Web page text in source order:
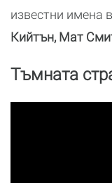
известни имена
Кийтън, Мат
Тъмната